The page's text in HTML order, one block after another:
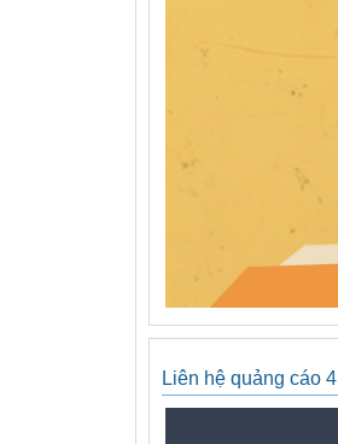
Liên hệ quảng cáo 4